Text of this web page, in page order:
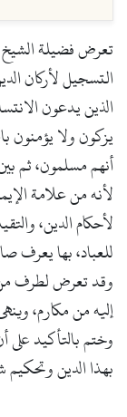
تعرض فضيلة الشيخ
التسجيل لأركان
الذين يدعون
يزكون ولا يؤمنون
أنهم مسلمون، ثم
لأنه من علامة
لأحكام الدين،
للعباد، بها يعرف
وقد تعرض لطرف من
إليه من مكارم،
وختم بالتأكيد على
بهذا الدين وتحكيم